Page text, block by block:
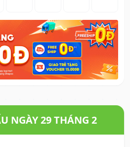
NGÀY 29 THÁNG 2